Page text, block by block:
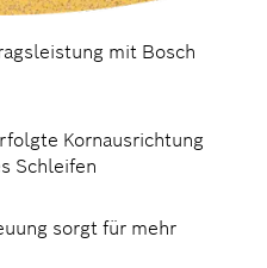
mit Bosch
Kornausrichtung
Schleifen
sorgt für mehr